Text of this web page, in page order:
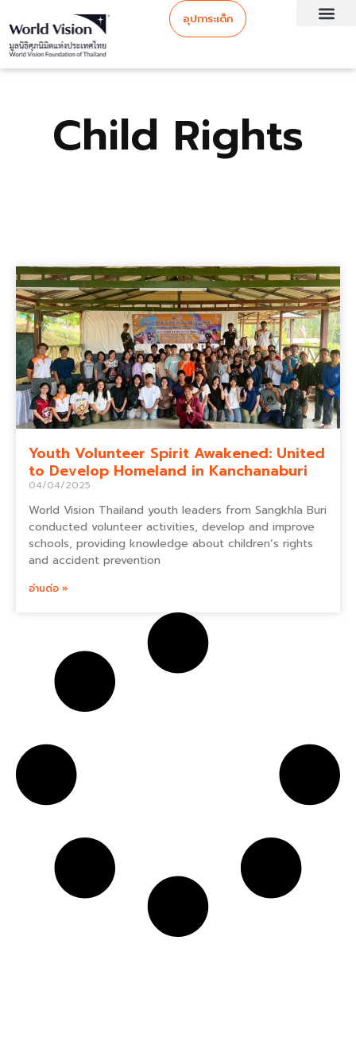
อุปการะเด็ก
Child Rights
Youth Volunteer Spirit Awakened: United
to Develop Homeland in Kanchanaburi
04/04/2025
World Vision Thailand youth leaders from Sangkhla Buri
conducted volunteer activities, develop and improve
schools, providing knowledge about children’s rights
and accident prevention
อ่านต่อ »